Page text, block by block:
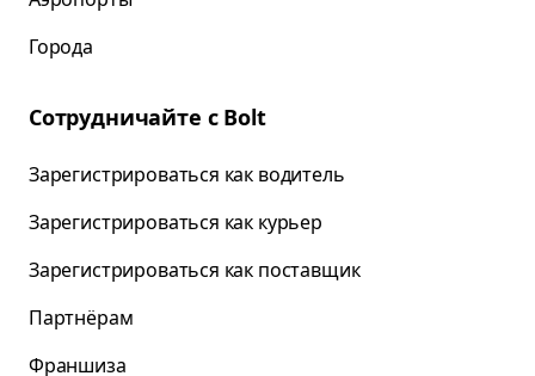
Города
Сотрудничайте с Bolt
Зарегистрироваться как водитель
Зарегистрироваться как курьер
Зарегистрироваться как поставщик
Партнёрам
Франшиза